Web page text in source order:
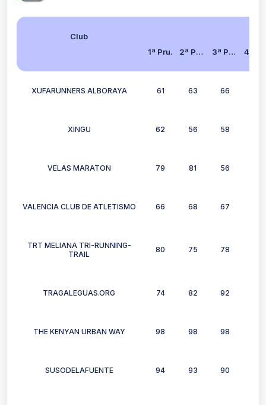
Club
1ª Pru.
2ª Pru. 3ª Pru.
XUFARUNNERS ALBORAYA 61 63 66
XINGU 62 56 58
VELAS MARATON 79 81 56
VALENCIA CLUB DE ATLETISMO 66 68 67
TRT MELIANA TRI-RUNNING-
TRAIL
80 75 78
TRAGALEGUAS.ORG 74 82 92
THE KENYAN URBAN WAY 98 98 98
SUSODELAFUENTE 94 93 90